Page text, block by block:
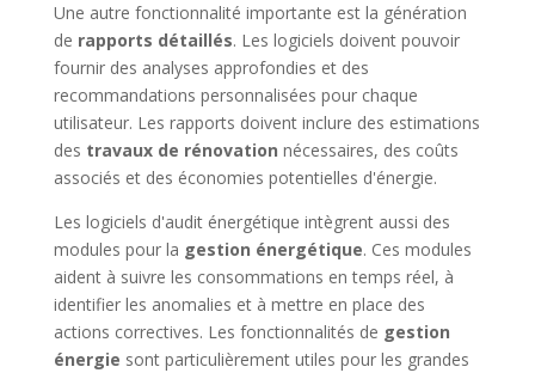
Une autre fonctionnalité importante est la génération
de rapports détaillés. Les logiciels doivent pouvoir
fournir des analyses approfondies et des
recommandations personnalisées pour chaque
utilisateur. Les rapports doivent inclure des estimations
des travaux de rénovation nécessaires, des coûts
associés et des économies potentielles d'énergie.
Les logiciels d'audit énergétique intègrent aussi des
modules pour la gestion énergétique. Ces modules
aident à suivre les consommations en temps réel, à
identifier les anomalies et à mettre en place des
actions correctives. Les fonctionnalités de gestion
énergie sont particulièrement utiles pour les grandes